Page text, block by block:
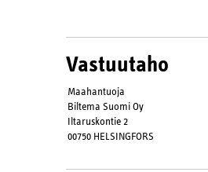
Vastuutaho
Maahantuoja
Biltema Suomi Oy
Iltaruskontie 2
00750 HELSINGFORS